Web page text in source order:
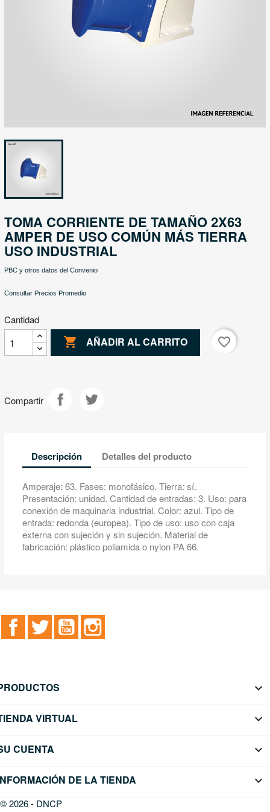
TOMA CORRIENTE DE TAMAÑO 2X63
AMPER DE USO COMÚN MÁS TIERRA
USO INDUSTRIAL
PBC y otros datos del Convenio
Consultar Precios Promedio
Cantidad
 AÑADIR AL CARRITO favorite_border
Compartir
Descripción Detalles del producto
Amperaje: 63. Fases: monofásico. Tierra: sí.
Presentación: unidad. Cantidad de entradas: 3. Uso: para
conexión de maquinaria industrial. Color: azul. Tipo de
entrada: redonda (europea). Tipo de uso: uso con caja
externa con sujeción y sin sujeción. Material de
fabricación: plástico poliamida o nylon PA 66.
FacebookTwitter YouTube

VIRTUAL 
CUENTA 
DE LA TIENDA keyboard_arrow_down
© 2026 - DNCP